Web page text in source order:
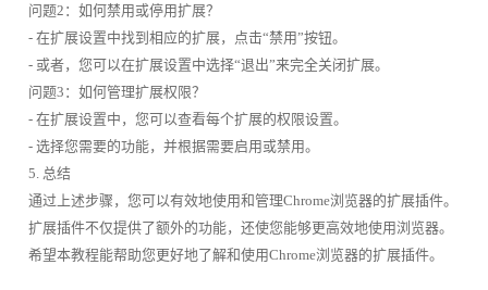
问题2：如何禁用或停用扩展？
- 在扩展设置中找到相应的扩展，点击“禁用”按钮。
- 或者，您可以在扩展设置中选择“退出”来完全关闭扩展。
问题3：如何管理扩展权限？
- 在扩展设置中，您可以查看每个扩展的权限设置。
- 选择您需要的功能，并根据需要启用或禁用。
5. 总结
通过上述步骤，您可以有效地使用和管理Chrome浏览器的扩展插件。
扩展插件不仅提供了额外的功能，还使您能够更高效地使用浏览器。
希望本教程能帮助您更好地了解和使用Chrome浏览器的扩展插件。